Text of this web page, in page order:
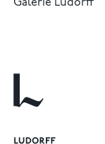
Galerie Ludorff